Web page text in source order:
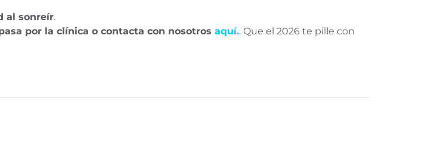
al sonreír.
por la clínica o contacta con nosotros aquí.. Que el 2026 te pille con